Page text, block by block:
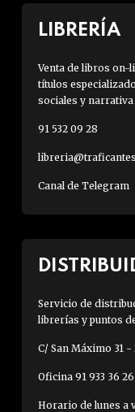
LIBRERÍA
Venta de libros on-
títulos
sociales y
91 532 09 28
Canal de Telegram
Servicio de
librerías y puntos
C/ San Máximo 31
Oficina 91 933 36 26
Horario de lunes a